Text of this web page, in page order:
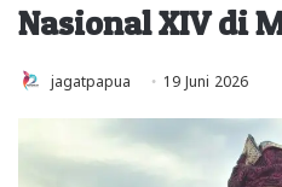
Nasional XIV di
jagatpapua 19 Juni 2026